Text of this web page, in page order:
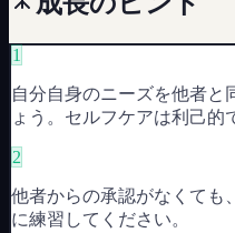
1
自分自身のニーズを他者と
ょう。セルフケアは利己的
2
他者からの承認がなくても
に練習してください。